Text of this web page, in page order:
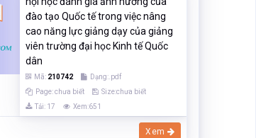
đào tạo Quốc tế trong việc nâng
cao năng lực giảng dạy của giảng
viên trường đại học Kinh tế Quốc
dân
Mã: 210742
Dạng:.pdf
Page: chưa biết
Size:chưa biết
Tải: 17
Xem:651
Xem